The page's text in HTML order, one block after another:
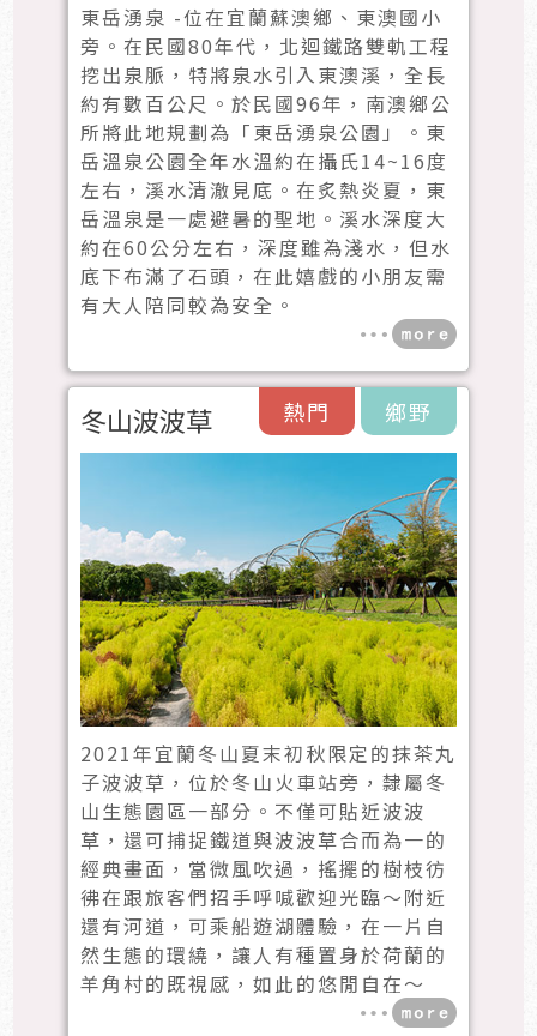
東岳湧泉 -位在宜蘭蘇澳鄉、東澳國小
旁。在民國80年代，北迴鐵路雙軌工程
挖出泉脈，特將泉水引入東澳溪，全長
約有數百公尺。於民國96年，南澳鄉公
所將此地規劃為「東岳湧泉公園」。東
岳溫泉公園全年水溫約在攝氏14~16度
左右，溪水清澈見底。在炙熱炎夏，東
岳溫泉是一處避暑的聖地。溪水深度大
約在60公分左右，深度雖為淺水，但水
底下布滿了石頭，在此嬉戲的小朋友需
有大人陪同較為安全。
鄉野
熱門
冬山波波草
2021年宜蘭冬山夏末初秋限定的抹茶丸
子波波草，位於冬山火車站旁，隸屬冬
山生態園區一部分。不僅可貼近波波
草，還可捕捉鐵道與波波草合而為一的
經典畫面，當微風吹過，搖擺的樹枝彷
彿在跟旅客們招手呼喊歡迎光臨～附近
還有河道，可乘船遊湖體驗，在一片自
然生態的環繞，讓人有種置身於荷蘭的
羊角村的既視感，如此的悠閒自在～